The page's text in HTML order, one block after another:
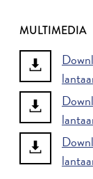
MULTIMEDIA